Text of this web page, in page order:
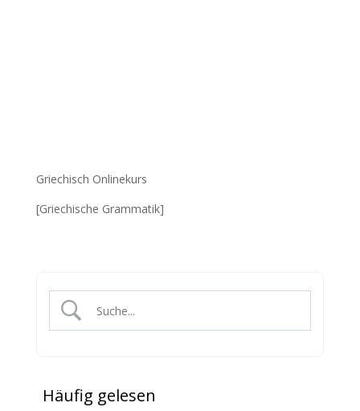
Griechisch Onlinekurs
[Griechische Grammatik]
Häufig gelesen